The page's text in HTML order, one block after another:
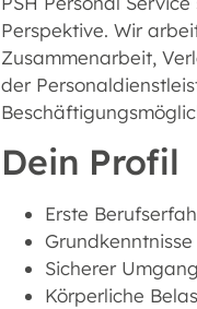
Perspektive. Wir
Zusammenarbeit,
der
Dein Profil
Erste
Sicherer
Körperliche